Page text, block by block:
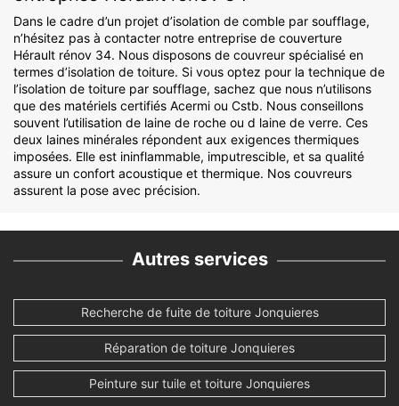
Dans le cadre d’un projet d’isolation de comble par soufflage,
n’hésitez pas à contacter notre entreprise de couverture
Hérault rénov 34. Nous disposons de couvreur spécialisé en
termes d’isolation de toiture. Si vous optez pour la technique de
l’isolation de toiture par soufflage, sachez que nous n’utilisons
que des matériels certifiés Acermi ou Cstb. Nous conseillons
souvent l’utilisation de laine de roche ou d laine de verre. Ces
deux laines minérales répondent aux exigences thermiques
imposées. Elle est ininflammable, imputrescible, et sa qualité
assure un confort acoustique et thermique. Nos couvreurs
assurent la pose avec précision.
Autres services
Recherche de fuite de toiture Jonquieres
Réparation de toiture Jonquieres
Peinture sur tuile et toiture Jonquieres